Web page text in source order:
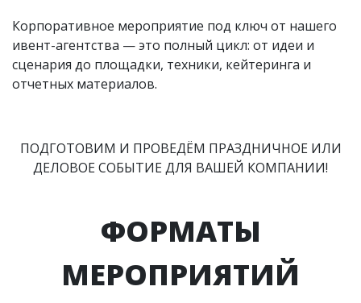
Корпоративное мероприятие под ключ от нашего
ивент-агентства — это полный цикл: от идеи и
сценария до площадки, техники, кейтеринга и
отчетных материалов.
ПОДГОТОВИМ И ПРОВЕДЁМ ПРАЗДНИЧНОЕ ИЛИ
ДЕЛОВОЕ СОБЫТИЕ ДЛЯ ВАШЕЙ КОМПАНИИ!
ФОРМАТЫ
МЕРОПРИЯТИЙ